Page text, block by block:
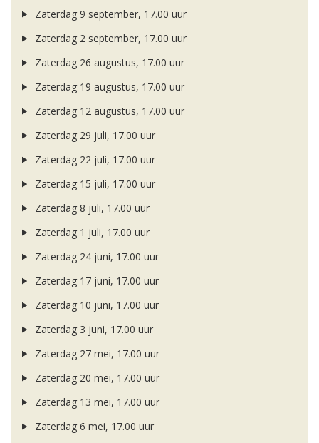
Zaterdag 9 september, 17.00 uur
Zaterdag 2 september, 17.00 uur
Zaterdag 26 augustus, 17.00 uur
Zaterdag 19 augustus, 17.00 uur
Zaterdag 12 augustus, 17.00 uur
Zaterdag 29 juli, 17.00 uur
Zaterdag 22 juli, 17.00 uur
Zaterdag 15 juli, 17.00 uur
Zaterdag 8 juli, 17.00 uur
Zaterdag 1 juli, 17.00 uur
Zaterdag 24 juni, 17.00 uur
Zaterdag 17 juni, 17.00 uur
Zaterdag 10 juni, 17.00 uur
Zaterdag 3 juni, 17.00 uur
Zaterdag 27 mei, 17.00 uur
Zaterdag 20 mei, 17.00 uur
Zaterdag 13 mei, 17.00 uur
Zaterdag 6 mei, 17.00 uur